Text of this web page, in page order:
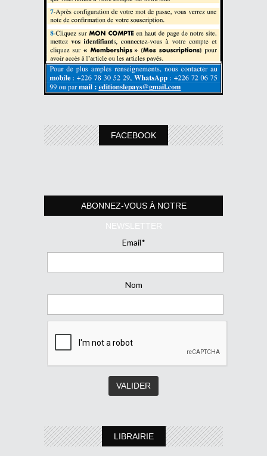
FACEBOOK
ABONNEZ-VOUS À NOTRE
NEWSLETTER
Email*
Nom
LIBRAIRIE